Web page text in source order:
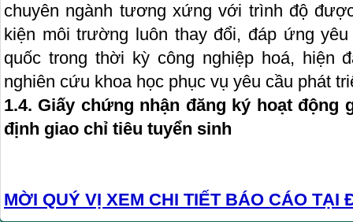
chuyên ngành tương xứng với trình độ
kiện môi trường luôn thay đổi, đáp ứng
quốc trong thời kỳ công nghiệp hoá, hiện
nghiên cứu khoa học phục vụ yêu cầu phát
1.4. Giấy chứng nhận đăng ký hoạt động
định giao chỉ tiêu tuyển sinh
MỜI QUÝ VỊ XEM CHI TIẾT BÁO CÁO TẠI